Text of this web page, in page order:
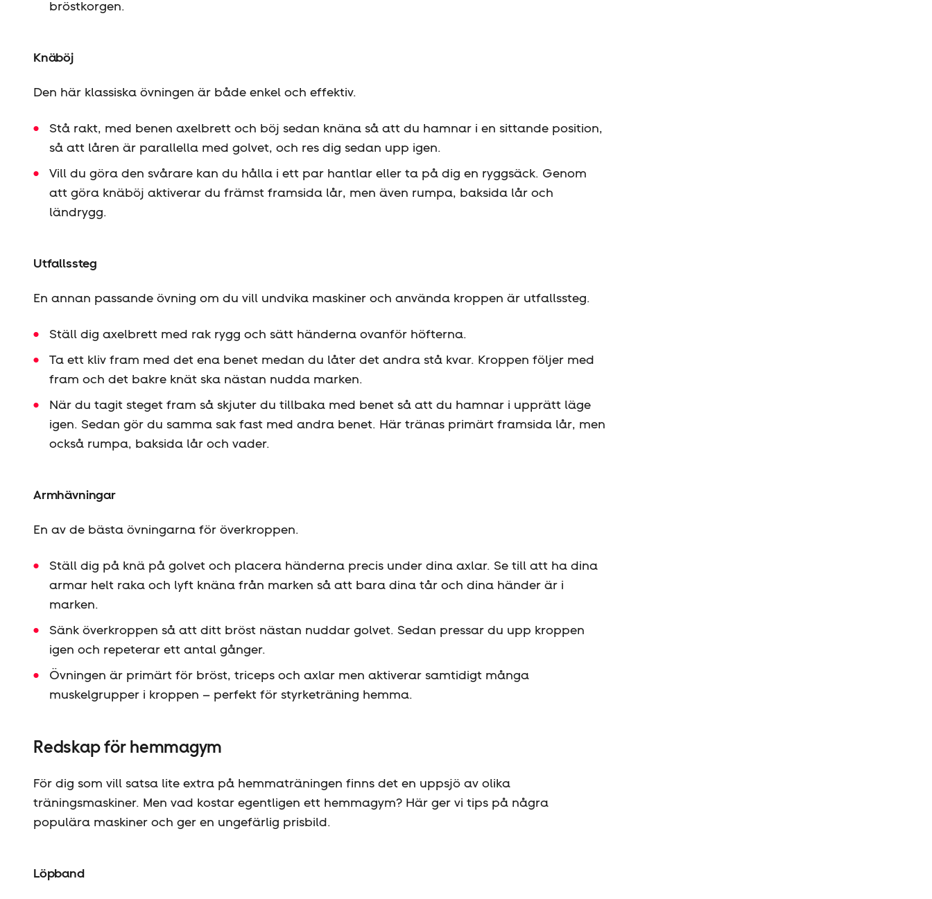
bröstkorgen.
Knäböj
Den här klassiska övningen är både enkel och effektiv.
Stå rakt, med benen axelbrett och böj sedan knäna så att du hamnar i en sittande position,
så att låren är parallella med golvet, och res dig sedan upp igen.
Vill du göra den svårare kan du hålla i ett par hantlar eller ta på dig en ryggsäck. Genom
att göra knäböj aktiverar du främst framsida lår, men även rumpa, baksida lår och
ländrygg.
Utfallssteg
En annan passande övning om du vill undvika maskiner och använda kroppen är utfallssteg.
Ställ dig axelbrett med rak rygg och sätt händerna ovanför höfterna.
Ta ett kliv fram med det ena benet medan du låter det andra stå kvar. Kroppen följer med
fram och det bakre knät ska nästan nudda marken.
När du tagit steget fram så skjuter du tillbaka med benet så att du hamnar i upprätt läge
igen. Sedan gör du samma sak fast med andra benet. Här tränas primärt framsida lår, men
också rumpa, baksida lår och vader.
Armhävningar
En av de bästa övningarna för överkroppen.
Ställ dig på knä på golvet och placera händerna precis under dina axlar. Se till att ha dina
armar helt raka och lyft knäna från marken så att bara dina tår och dina händer är i
marken.
Sänk överkroppen så att ditt bröst nästan nuddar golvet. Sedan pressar du upp kroppen
igen och repeterar ett antal gånger.
Övningen är primärt för bröst, triceps och axlar men aktiverar samtidigt många
muskelgrupper i kroppen – perfekt för styrketräning hemma.
Redskap för hemmagym
För dig som vill satsa lite extra på hemmaträningen finns det en uppsjö av olika
träningsmaskiner. Men vad kostar egentligen ett hemmagym? Här ger vi tips på några
populära maskiner och ger en ungefärlig prisbild.
Löpband